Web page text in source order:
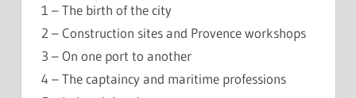
1 – The birth of the city
2 – Construction sites and Provence workshops
3 – On one port to another
4 – The captaincy and maritime professions